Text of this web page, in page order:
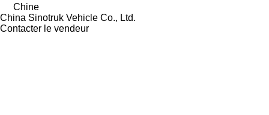
Chine
China Sinotruk Vehicle Co., Ltd.
Contacter le vendeur